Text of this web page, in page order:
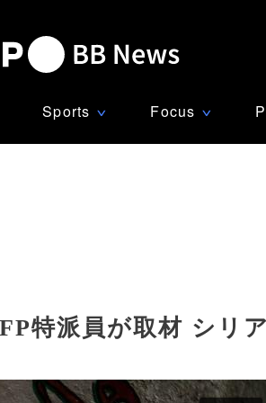
Sports ∨ Focus ∨
特派員が取材 シリア